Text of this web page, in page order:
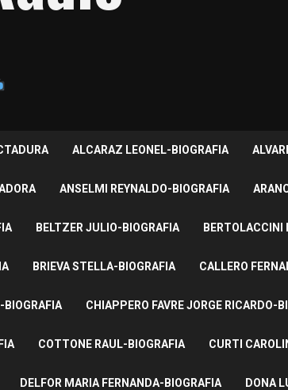
ALCARAZ LEONEL-BIOGRAFIA
ANSELMI REYNALDO-BIOGRAFIA
BELTZER JULIO-BIOGRAFIA BERTOLACCINI
BRIEVA STELLA-BIOGRAFIA CALLERO
BIOGRAFIA CHIAPPERO FAVRE JORGE RICARDO-
COTTONE RAUL-BIOGRAFIA CURTI
DELFOR MARIA FERNANDA-BIOGRAFIA DONA